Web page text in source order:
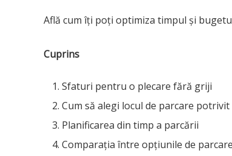
Află cum îți poți optimiza timpul și
Cuprins
Sfaturi pentru o plecare fără griji
Cum să alegi locul de parcare potrivit
Planificarea din timp a parcării
Comparația între opțiunile de